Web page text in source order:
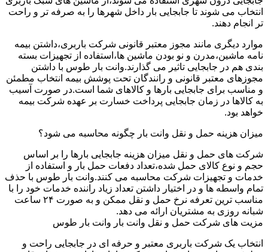
انتخاب می شوند تا جابجایی بار داخل شهرها را به صرفه تر و راحت
تر انجام دهند.
موارد دیگری مانند مجوز معتبر قانونی شرکت باربری،داشتن بیمه
نامه ماشین،مدرن و نو بودن ماشین ها،استفاده از تجهیزات بسته
بندی هم در جابجایی تاثیر می گذارند.وانت بار طوس با داشتن
مجوزهای معتبر قانونی و رانندگان تحت پوشش بیمه انتخاب مطمئن
و مناسب برای جابجایی بارها و کالاهای شما است.در صورت آسیب
به کالاها در زمان جابجایی پرداخت خسارت بر عهده شرکت بیمه
خواهد بود.
میزان هزینه حمل و نقل وانت بار چگونه محاسبه می شود؟
شرکت های حمل و نقل میزان هزینه جابجایی بارها را بر اساس
حجم و نوع کالای حمل شده،تعداد دفعات حمل بار و استفاده از
خدمات و تجهیزات شرکت محاسبه می کنند.وانت بار طوس با حذف
تمام واسطه ها و در اختیار داشتن تعداد زیاد راننده خدمات خود را با
مناسب ترین تعرفه نرخ حمل و نقل ممکن و به صورت ۲۴ ساعت
شبانه روزی به مشتریان ارائه می دهد.
مزیت های شرکت حمل و نقل وانت بار وانت بار طوس
انتخاب یک شرکت باربری معتبر و حرفه ای در جابجایی راحت و